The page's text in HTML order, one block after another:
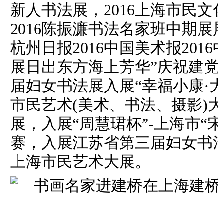
新人书法展，2016上海市民
2016陈振濂书法名家班中期
杭州日报2016中国美术报
展日出东方海上芳华”庆祝建
届妇女书法展入展“幸福小康
市民艺术(美术、书法、摄影)
展，入展“周慧珺杯”-上海市“
赛，入展江苏省第三届妇女
上海市民艺术大展。